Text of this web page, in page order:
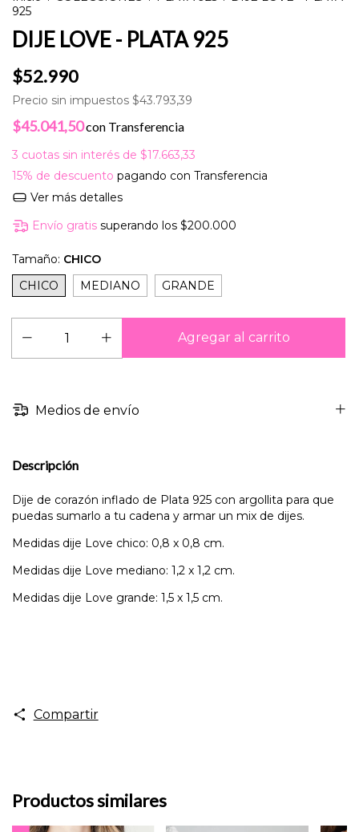
925
DIJE LOVE - PLATA 925
$52.990
Precio sin impuestos $43.793,39
$45.041,50con Transferencia
3 cuotas sin interés de $17.663,33
15% de descuento pagando con Transferencia
Ver más detalles
Envío gratis superando los$200.000
Tamaño: CHICO
CHICO
MEDIANO GRANDE
Medios de envío
Descripción
Dije de corazón inflado de Plata 925 con argollita para que
puedas sumarlo a tu cadena y armar un mix de dijes.
Medidas dije Love chico: 0,8 x 0,8 cm.
Medidas dije Love mediano: 1,2 x 1,2 cm.
Medidas dije Love grande: 1,5 x 1,5 cm.
Compartir
Productos similares